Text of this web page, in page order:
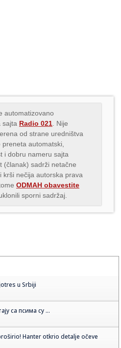
automatizovano
sajta Radio 021 . Nije
od strane uredništva
automatski,
i dobru nameru sajta
(članak) sadrži netačne
krši nečija autorska prava
ODMAH obavestite
sporni sadržaj.
u Srbiji
са псима су ...
Hanter otkrio detalje očeve